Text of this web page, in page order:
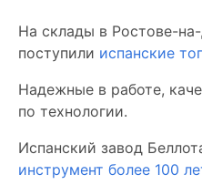
На склады в Ростове-
поступили испанские
Надежные в работе,
по технологии.
Испанский завод
инструмент более 100